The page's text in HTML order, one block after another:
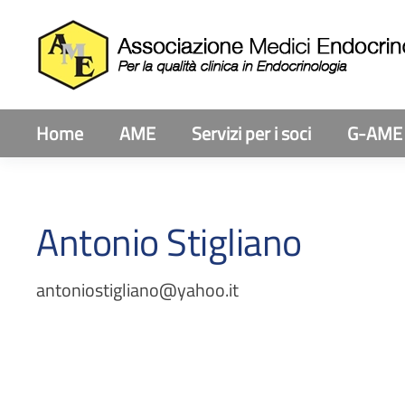
Home AME Servizi per i soci G-AME
Antonio Stigliano
antoniostigliano@yahoo.it